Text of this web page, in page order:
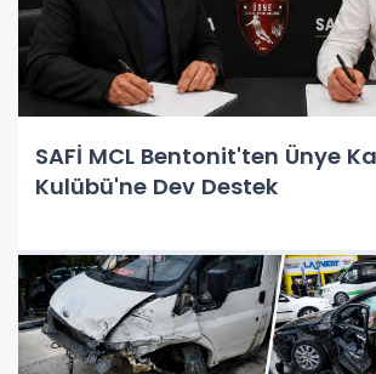
SAFİ MCL Bentonit'ten Ünye
Kulübü'ne Dev Destek